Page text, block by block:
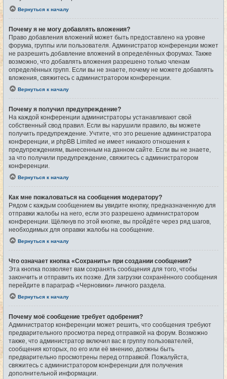
Вернуться к началу
Почему я не могу добавлять вложения?
Право добавления вложений может быть предоставлено на уровне
форума, группы или пользователя. Администратор конференции может
не разрешить добавление вложений в определённых форумах. Также
возможно, что добавлять вложения разрешено только членам
определённых групп. Если вы не знаете, почему не можете добавлять
вложения, свяжитесь с администратором конференции.
Вернуться к началу
Почему я получил предупреждение?
На каждой конференции администраторы устанавливают свой
собственный свод правил. Если вы нарушили правило, вы можете
получить предупреждение. Учтите, что это решение администратора
конференции, и phpBB Limited не имеет никакого отношения к
предупреждениям, вынесенным на данном сайте. Если вы не знаете,
за что получили предупреждение, свяжитесь с администратором
конференции.
Вернуться к началу
Как мне пожаловаться на сообщения модератору?
Рядом с каждым сообщением вы увидите кнопку, предназначенную для
отправки жалобы на него, если это разрешено администратором
конференции. Щёлкнув по этой кнопке, вы пройдёте через ряд шагов,
необходимых для оправки жалобы на сообщение.
Вернуться к началу
Что означает кнопка «Сохранить» при создании сообщения?
Эта кнопка позволяет вам сохранять сообщения для того, чтобы
закончить и отправить их позже. Для загрузки сохранённого сообщения
перейдите в параграф «Черновики» личного раздела.
Вернуться к началу
Почему моё сообщение требует одобрения?
Администратор конференции может решить, что сообщения требуют
предварительного просмотра перед отправкой на форум. Возможно
также, что администратор включил вас в группу пользователей,
сообщения которых, по его или её мнению, должны быть
предварительно просмотрены перед отправкой. Пожалуйста,
свяжитесь с администратором конференции для получения
дополнительной информации.